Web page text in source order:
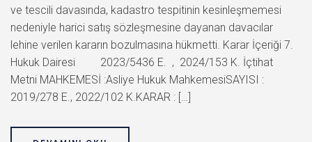
ve tescili davasında, kadastro tespitinin kesinleşmemesi
nedeniyle harici satış sözleşmesine dayanan davacılar
lehine verilen kararın bozulmasına hükmetti. Karar İçeriği 7.
Hukuk Dairesi 2023/5436 E. , 2024/153 K. İçtihat
Metni MAHKEMESİ :Asliye Hukuk MahkemesiSAYISI :
2019/278 E., 2022/102 K.KARAR : […]